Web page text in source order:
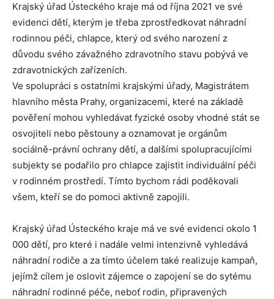
Krajský úřad Ústeckého kraje má od října 2021 ve své
evidenci dětí, kterým je třeba zprostředkovat náhradní
rodinnou péči, chlapce, který od svého narození z
důvodu svého závažného zdravotního stavu pobývá ve
zdravotnických zařízeních.
Ve spolupráci s ostatními krajskými úřady, Magistrátem
hlavního města Prahy, organizacemi, které na základě
pověření mohou vyhledávat fyzické osoby vhodné stát se
osvojiteli nebo pěstouny a oznamovat je orgánům
sociálně-právní ochrany dětí, a dalšími spolupracujícími
subjekty se podařilo pro chlapce zajistit individuální péči
v rodinném prostředí. Tímto bychom rádi poděkovali
všem, kteří se do pomoci aktivně zapojili.
Krajský úřad Ústeckého kraje má ve své evidenci okolo 1
000 dětí, pro které i nadále velmi intenzivně vyhledává
náhradní rodiče a za tímto účelem také realizuje kampaň,
jejímž cílem je oslovit zájemce o zapojení se do sytému
náhradní rodinné péče, neboť rodin, připravených